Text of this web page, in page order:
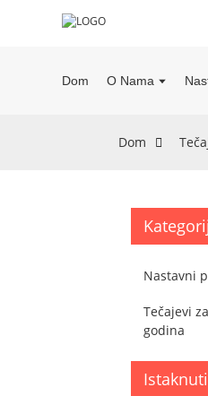
Dom O Nama
Dom
Nastavni
Tečajevi
godina